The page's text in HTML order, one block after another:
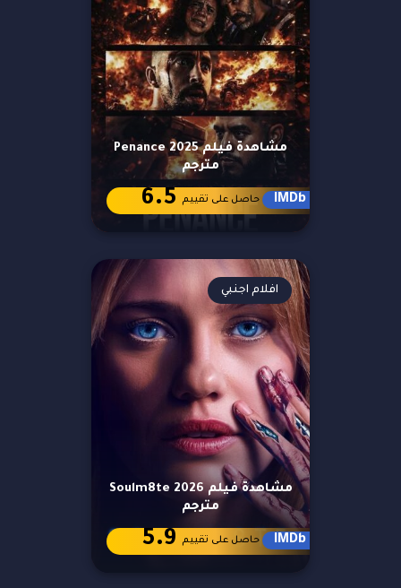
مشاهدة فيلم Penance 2025
مترجم
IMDb حاصل على تقييم 6.5
مشاهدة فيلم Soulm8te 2026
مترجم
افلام اجنبي
IMDb حاصل على تقييم 5.9